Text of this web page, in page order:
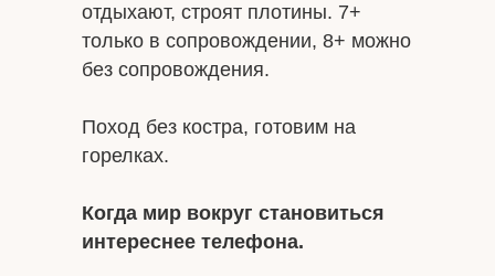
отдыхают, строят плотины. 7+
только в сопровождении, 8+ можно
без сопровождения.
Поход без костра, готовим на
горелках.
Когда мир вокруг становиться
интереснее телефона.